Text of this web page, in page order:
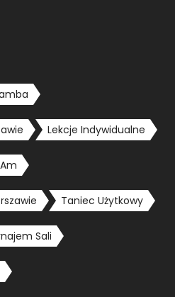
dancebookwarszawa
user/dancebookpl
Lekcje Indywidualne
Taniec Użytkowy
Sali